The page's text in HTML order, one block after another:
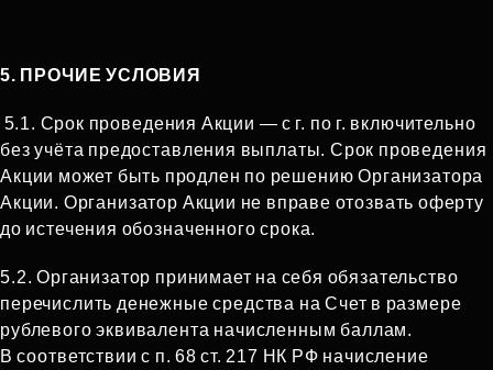
5. ПРОЧИЕ УСЛОВИЯ
5.1. Срок проведения Акции — с г. по г. включительно
без учёта предоставления выплаты. Срок проведения
Акции может быть продлен по решению Организатора
Акции. Организатор Акции не вправе отозвать оферту
до истечения обозначенного срока.
5.2. Организатор принимает на себя обязательство
перечислить денежные средства на Счет в размере
рублевого эквивалента начисленным баллам.
В соответствии с п. 68 ст. 217 НК РФ начисление